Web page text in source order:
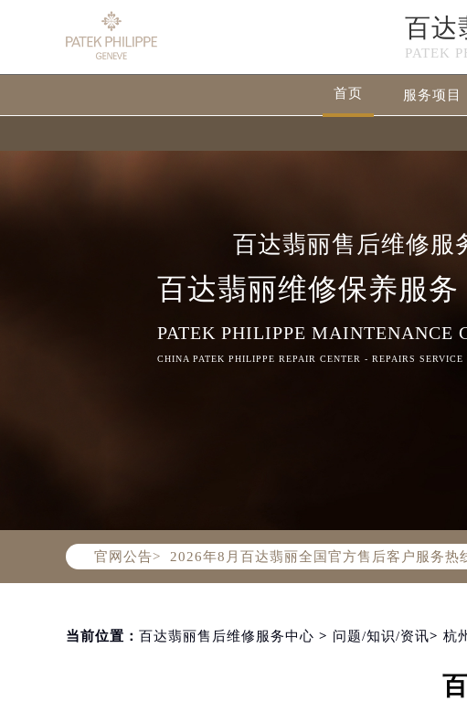
百达
PATEK
首页 服务项目
百达翡丽售后维修服
百达翡丽维修保养服务
PATEK PHILIPPE MAINTENANCE
CHINA PATEK PHILIPPE REPAIR CENTER - REPAIRS SERVICE
官网公告>
2026年8月百达翡丽全国官方售后客户服务热
百达翡丽官方全国统一服务热线400-805-
2026年8月百达翡丽售后服务中心最新网点地
北京市东城区东长安街1号东方广场写字楼
上海市徐汇区虹桥路3号港汇中心写字楼2座
当前位置： 百达翡丽售后维修服务中心 > 问题/知识/资讯> 杭